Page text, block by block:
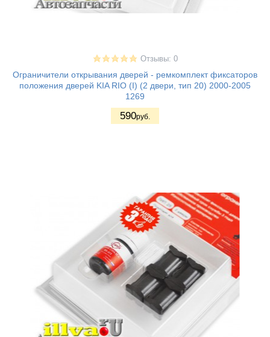
Отзывы: 0
Ограничители открывания дверей - ремкомплект фиксаторов
положения дверей KIA RIO (I) (2 двери, тип 20) 2000-2005
1269
590руб.